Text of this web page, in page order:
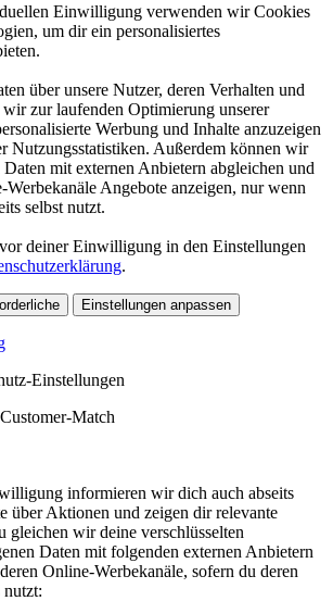
Einwilligung verwenden wir Cookies
um dir ein personalisiertes
über unsere Nutzer, deren Verhalten und
zur laufenden Optimierung unserer
Werbung und Inhalte anzuzeigen
Nutzungsstatistiken. Außerdem können wir
Daten mit externen Anbietern abgleichen und
Angebote anzeigen, nur wenn
selbst nutzt.
deiner Einwilligung in den Einstellungen
.
Einstellungen anpassen
Einstellungen
Match
informieren wir dich auch abseits
über Aktionen und zeigen dir relevante
gleichen wir deine verschlüsselten
Daten mit folgenden externen Anbietern
Online-Werbekanäle, sofern du deren
nutzt: